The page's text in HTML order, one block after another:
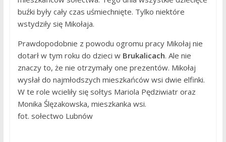
buźki były cały czas uśmiechnięte. Tylko niektóre
wstydziły się Mikołaja.
Prawdopodobnie z powodu ogromu pracy Mikołaj nie
dotarł w tym roku do dzieci w Brukalicach. Ale nie
znaczy to, że nie otrzymały one prezentów. Mikołaj
wysłał do najmłodszych mieszkańców wsi dwie elfinki.
W te role wcieliły się sołtys Mariola Pędziwiatr oraz
Monika Ślęzakowska, mieszkanka wsi.
fot. sołectwo Lubnów